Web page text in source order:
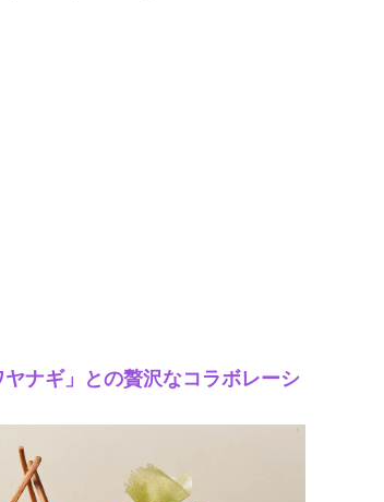
ヤナギ」との贅沢なコラボレーシ